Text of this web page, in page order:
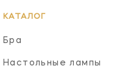
КАТАЛОГ
Бра
Настольные лампы